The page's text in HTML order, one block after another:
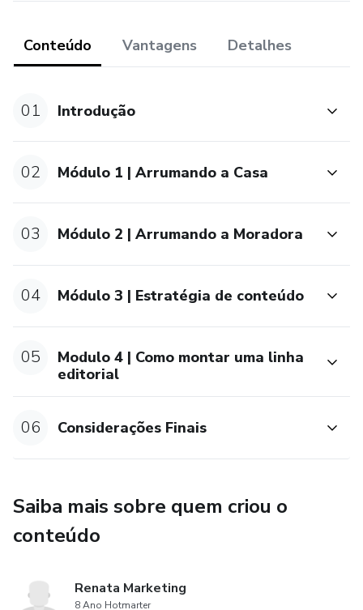
Conteúdo Vantagens Detalhes
01 Introdução
02 Módulo 1 | Arrumando a Casa
03 Módulo 2 | Arrumando a Moradora
04 Módulo 3 | Estratégia de conteúdo
05
Modulo 4 | Como montar uma linha
editorial
06 Considerações Finais
Saiba mais sobre quem criou o
conteúdo
Renata Marketing
8 Ano Hotmarter